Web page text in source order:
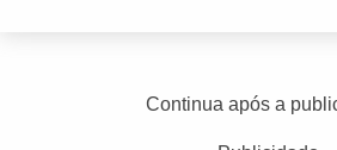
Continua após a